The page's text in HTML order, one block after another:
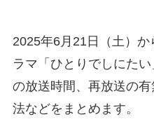
2025年6月21日（土）
ラマ「ひとりでしにたい
の放送時間、再放送の
法などをまとめます。